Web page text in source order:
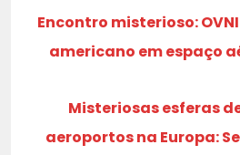
Encontro misterioso:
americano em espaço
Misteriosas esferas
aeroportos na Europa: